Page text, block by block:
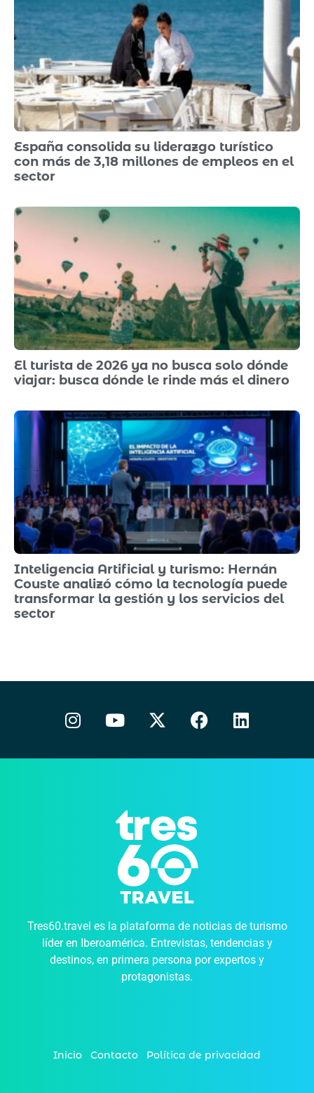
España consolida su liderazgo turístico
con más de 3,18 millones de empleos en el
sector
El turista de 2026 ya no busca solo dónde
viajar: busca dónde le rinde más el dinero
Inteligencia Artificial y turismo: Hernán
Couste analizó cómo la tecnología puede
transformar la gestión y los servicios del
sector
Tres60.travel es la plataforma de noticias de turismo
líder en Iberoamérica. Entrevistas, tendencias y
destinos, en primera persona por expertos y
protagonistas.
Inicio Contacto Política de privacidad